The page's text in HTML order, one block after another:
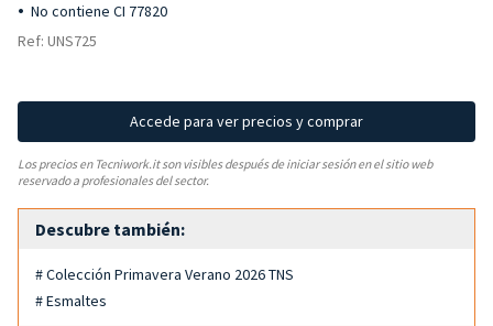
No contiene CI 77820
Ref: UNS725
Accede para ver precios y comprar
Los precios en Tecniwork.it son visibles después de iniciar sesión en el sitio web
reservado a profesionales del sector.
Descubre también:
# Colección Primavera Verano 2026 TNS
# Esmaltes